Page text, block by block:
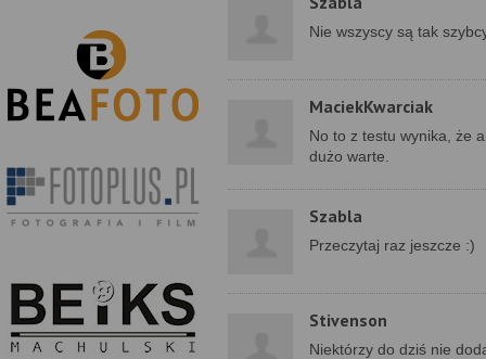
Nie wszyscy są tak
MaciekKwarciak
No to z testu wynika, że
dużo warte.
Szabla
Przeczytaj raz jeszcze :)
Stivenson
Niektórzy do dziś nie